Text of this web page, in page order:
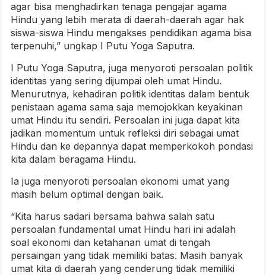
agar bisa menghadirkan tenaga pengajar agama
Hindu yang lebih merata di daerah-daerah agar hak
siswa-siswa Hindu mengakses pendidikan agama bisa
terpenuhi,” ungkap I Putu Yoga Saputra.
I Putu Yoga Saputra, juga menyoroti persoalan politik
identitas yang sering dijumpai oleh umat Hindu.
Menurutnya, kehadiran politik identitas dalam bentuk
penistaan agama sama saja memojokkan keyakinan
umat Hindu itu sendiri. Persoalan ini juga dapat kita
jadikan momentum untuk refleksi diri sebagai umat
Hindu dan ke depannya dapat memperkokoh pondasi
kita dalam beragama Hindu.
Ia juga menyoroti persoalan ekonomi umat yang
masih belum optimal dengan baik.
“Kita harus sadari bersama bahwa salah satu
persoalan fundamental umat Hindu hari ini adalah
soal ekonomi dan ketahanan umat di tengah
persaingan yang tidak memiliki batas. Masih banyak
umat kita di daerah yang cenderung tidak memiliki